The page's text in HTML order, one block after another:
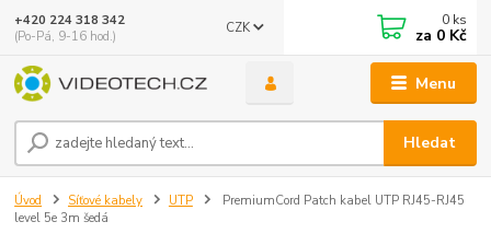
Menu
CZK
Hledat
+420 224 318 342
(Po-Pá, 9-16 hod.)
0 ks
za 0 Kč
Úvod Síťové kabely UTP
PremiumCord Patch kabel UTP RJ45-RJ45
level 5e 3m šedá